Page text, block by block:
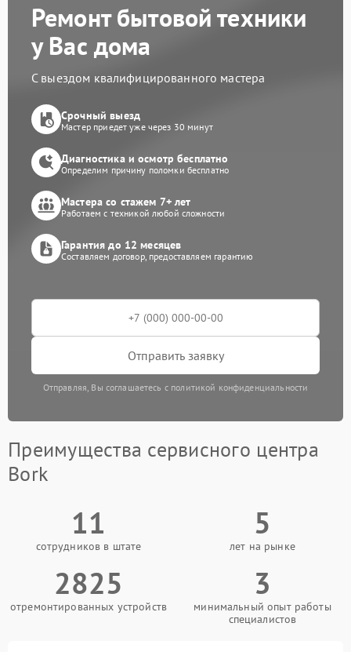
Ремонт бытовой техники
у Вас дома
С выездом квалифицированного мастера
Срочный выезд
Мастер приедет уже через 30 минут
Диагностика и осмотр бесплатно
Определим причину поломки бесплатно
Мастера со стажем 7+ лет
Работаем с техникой любой сложности
Гарантия до 12 месяцев
Составляем договор, предоставляем гарантию
Отправить заявку
Отправляя, Вы соглашаетесь с политикой конфиденциальности
Преимущества сервисного центра
Bork
11
сотрудников в штате
5
лет на рынке
2825
отремонтированных устройств
3
минимальный опыт работы
специалистов